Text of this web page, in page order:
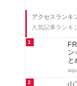
アクセスランキ
人気記事ランキ
1
ン
と
2